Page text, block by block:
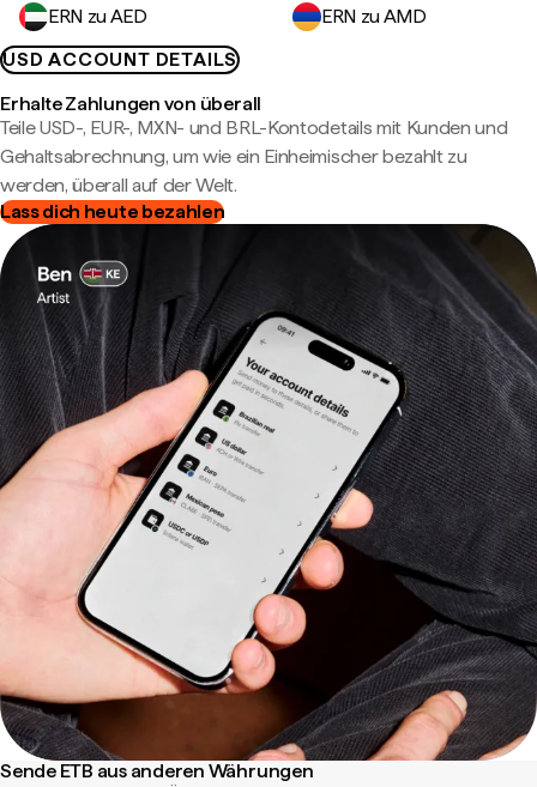
ERN zu AED
ERN zu AMD
USD ACCOUNT DETAILS
Erhalte Zahlungen von überall
Teile USD-, EUR-, MXN- und BRL-Kontodetails mit Kunden und
Gehaltsabrechnung, um wie ein Einheimischer bezahlt zu
werden, überall auf der Welt.
Lass dich heute bezahlen
Sende ETB aus anderen Währungen